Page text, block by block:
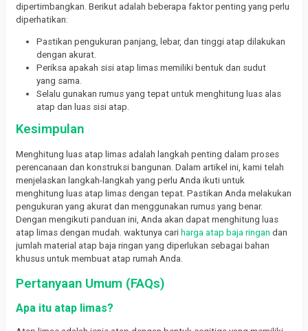
dipertimbangkan. Berikut adalah beberapa faktor penting yang perlu
diperhatikan:
Pastikan pengukuran panjang, lebar, dan tinggi atap dilakukan
dengan akurat.
Periksa apakah sisi atap limas memiliki bentuk dan sudut
yang sama.
Selalu gunakan rumus yang tepat untuk menghitung luas alas
atap dan luas sisi atap.
Kesimpulan
Menghitung luas atap limas adalah langkah penting dalam proses
perencanaan dan konstruksi bangunan. Dalam artikel ini, kami telah
menjelaskan langkah-langkah yang perlu Anda ikuti untuk
menghitung luas atap limas dengan tepat. Pastikan Anda melakukan
pengukuran yang akurat dan menggunakan rumus yang benar.
Dengan mengikuti panduan ini, Anda akan dapat menghitung luas
atap limas dengan mudah. waktunya cari harga atap baja ringan dan
jumlah material atap baja ringan yang diperlukan sebagai bahan
khusus untuk membuat atap rumah Anda.
Pertanyaan Umum (FAQs)
Apa itu atap limas?